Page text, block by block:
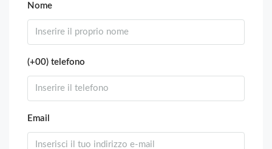
Nome
(+00) telefono
Email